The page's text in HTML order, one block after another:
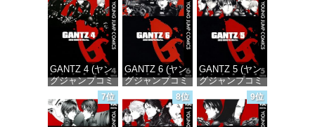
価格：¥100 価格：¥100 価格：¥100
GANTZ 4 (ヤン
グジャンプコミ
ックスDIGITAL)
価格：¥100
GANTZ 6 (ヤン
グジャンプコミ
ックスDIGITAL)
価格：¥100
GANTZ 5 (ヤン
グジャンプコミ
ックスDIGITAL)
価格：¥100
7位 8位 9位